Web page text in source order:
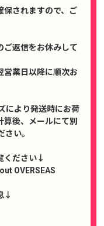
保されますので、ご
ご返信をお休みして
営業日以降に順次お
により発送時にお荷
後、メールにて別
い。
ください↓
OVERSEAS
↓